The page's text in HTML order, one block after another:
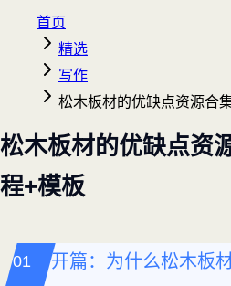
首页
精选
写作
松木板材的优缺点资源合
松木板材的优缺点资
程+模板
开篇：为什么松木板